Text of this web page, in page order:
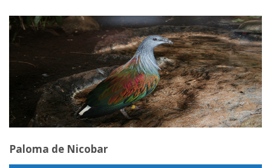
Paloma de Nicobar